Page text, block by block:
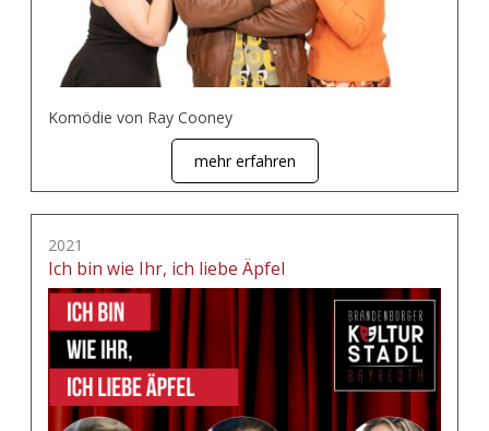
Komödie von Ray Cooney
mehr erfahren
2021
Ich bin wie Ihr, ich liebe Äpfel